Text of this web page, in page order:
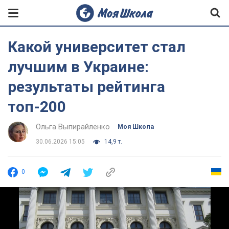
Какой университет стал
лучшим в Украине:
результаты рейтинга
топ-200
Ольга Выпирайленко Моя Школа
30.06.2026 15:05 14,9 т.
0